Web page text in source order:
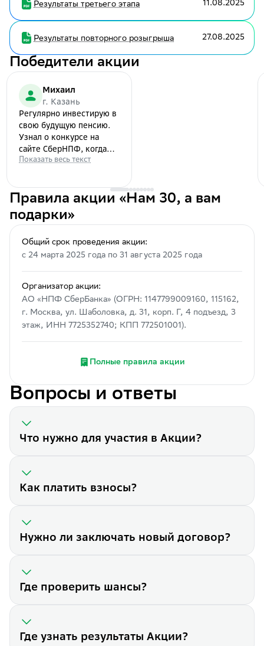
Результаты третьего этапа 11.08.2025
Результаты повторного розыгрыша 27.08.2025
Победители акции
Михаил
г. Казань
Регулярно инвестирую в
свою будущую пенсию.
Узнал о конкурсе на
сайте СберНПФ, когда
проверял данные в
выигрыши не надеялся,
однако вдруг оказался в
числе победителей.
но все равно приятно.
Желаю НПФ Сбербанка
финансовых
показателей!
Показать весь текст
Правила акции «Нам 30, а вам
подарки»
Общий срок проведения акции:
с 24 марта 2025 года по 31 августа 2025 года
Организатор акции:
АО «НПФ СберБанка» (ОГРН: 1147799009160, 115162,
г. Москва, ул. Шаболовка, д. 31, корп. Г, 4 подъезд, 3
этаж, ИНН 7725352740; КПП 772501001).
Полные правила акции
Вопросы и ответы
Что нужно для участия в Акции?
Как платить взносы?
Нужно ли заключать новый договор?
Где проверить шансы?
Где узнать результаты Акции?